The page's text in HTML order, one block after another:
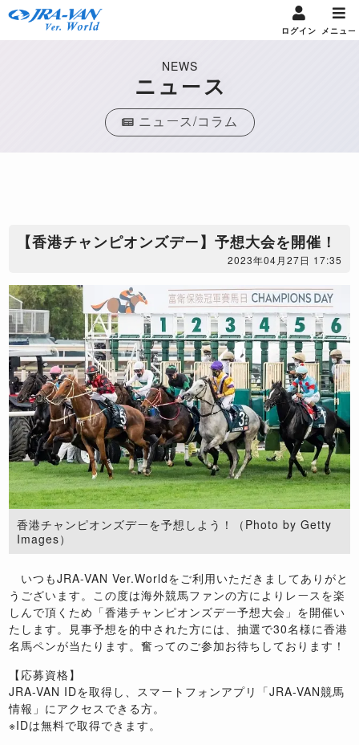
ログイン メニュー
NEWS
ニュース
ニュース/コラム
【香港チャンピオンズデー】予想大会を開催！
2023年04月27日 17:35
香港チャンピオンズデーを予想しよう！（Photo by Getty
Images）
いつもJRA-VAN Ver.Worldをご利用いただきましてありがと
うございます。この度は海外競馬ファンの方によりレースを楽
しんで頂くため「香港チャンピオンズデー予想大会」を開催い
たします。見事予想を的中された方には、抽選で30名様に香港
名馬ペンが当たります。奮ってのご参加お待ちしております！
【応募資格】
JRA-VAN IDを取得し、スマートフォンアプリ「JRA-VAN競馬
情報」にアクセスできる方。
※IDは無料で取得できます。